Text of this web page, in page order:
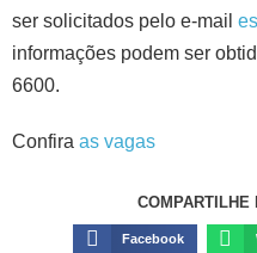
ser solicitados pelo e-mail
informações podem ser
6600.
Confira as vagas
COMPARTILHE
Facebook